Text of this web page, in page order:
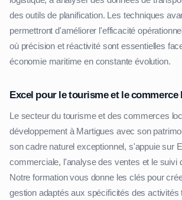
des outils de planification. Les techniques
permettront d'améliorer l'efficacité
où précision et réactivité sont essentielles
économie maritime en constante évolution.
Excel pour le tourisme et le commerce
Le secteur du tourisme et des commerces
développement à Martigues avec son
son cadre naturel exceptionnel, s'appuie sur
commerciale, l'analyse des ventes et le suivi
Notre formation vous donne les clés pour
gestion adaptés aux spécificités des activités